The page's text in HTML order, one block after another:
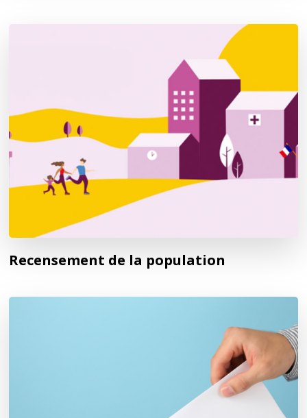
Recensement de la population